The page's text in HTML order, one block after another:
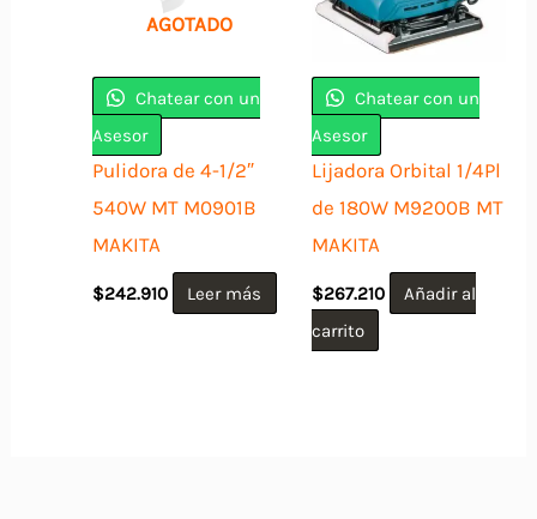
AGOTADO
Chatear con un
Asesor
Pulidora de 4-1/2″
540W MT M0901B
MAKITA
$242.910 Leer más
Chatear con un
Asesor
Lijadora Orbital 1/4Pl
de 180W M9200B MT
MAKITA
$267.210
Añadir al
carrito